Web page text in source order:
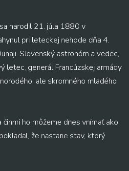
narodil 21. júla 1880 v
pri leteckej nehode dňa 4.
Slovenský astronóm a vedec,
letec, generál Francúzskej armády
ale skromného mladého
činmi ho môžeme dnes vnímať ako
že nastane stav, ktorý